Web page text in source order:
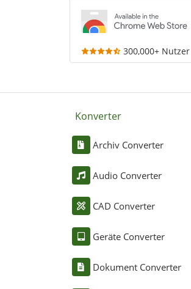
300,000+ Nutzer
Konverter
Archiv Converter
Audio Converter
CAD Converter
Geräte Converter
Dokument Converter